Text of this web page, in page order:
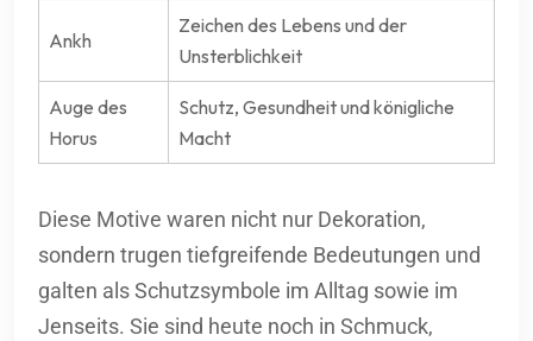
Ankh
Zeichen des Lebens und der
Unsterblichkeit
Auge des
Horus
Schutz, Gesundheit und königliche
Macht
Diese Motive waren nicht nur Dekoration,
sondern trugen tiefgreifende Bedeutungen und
galten als Schutzsymbole im Alltag sowie im
Jenseits. Sie sind heute noch in Schmuck,